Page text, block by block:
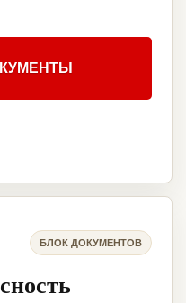
БЛОК ДОКУМЕНТОВ